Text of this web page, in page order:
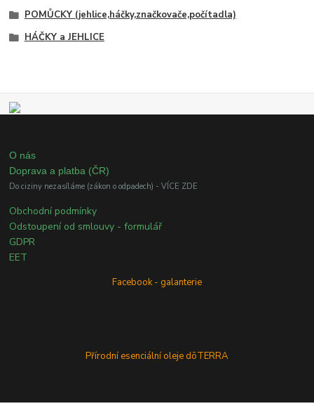
POMŮCKY (jehlice,háčky,značkovače,počítadla)
HÁČKY a JEHLICE
O nás
Doprava a platba (ČR)
Do ciziny nezasíláme (zákon o odpadech) - VÍCE ZDE
Obchodní podmínky
Odstoupení od smlouvy - formulář
GDPR
EET
Facebook - galanterie
Přírodní esenciální oleje dōTERRA